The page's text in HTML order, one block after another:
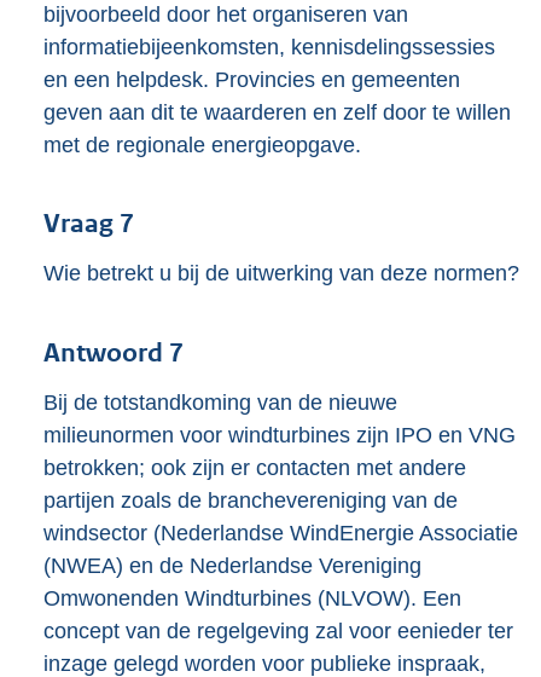
bijvoorbeeld door het organiseren van
informatiebijeenkomsten, kennisdelingssessies
en een helpdesk. Provincies en gemeenten
geven aan dit te waarderen en zelf door te willen
met de regionale energieopgave.
Vraag 7
Wie betrekt u bij de uitwerking van deze normen?
Antwoord 7
Bij de totstandkoming van de nieuwe
milieunormen voor windturbines zijn IPO en VNG
betrokken; ook zijn er contacten met andere
partijen zoals de branchevereniging van de
windsector (Nederlandse WindEnergie Associatie
(NWEA) en de Nederlandse Vereniging
Omwonenden Windturbines (NLVOW). Een
concept van de regelgeving zal voor eenieder ter
inzage gelegd worden voor publieke inspraak,